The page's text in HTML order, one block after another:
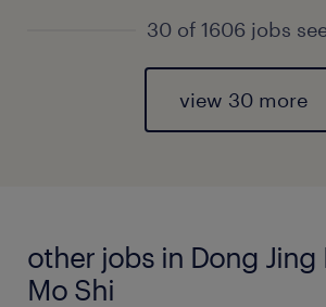
30 of 1606 jobs
view 30 more
other jobs in Dong Jing
Mo Shi